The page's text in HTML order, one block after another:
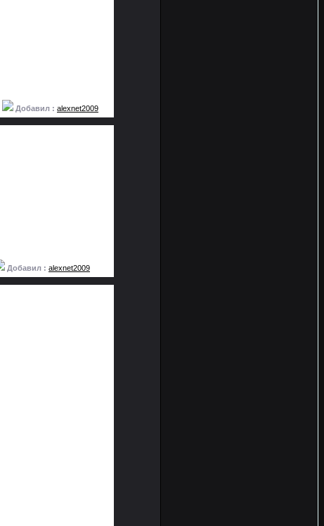
Добавил : alexnet2009
Добавил : alexnet2009